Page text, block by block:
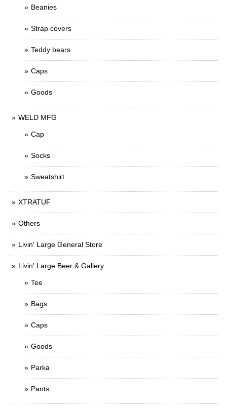
Beanies
Strap covers
Teddy bears
Caps
Goods
WELD MFG
Cap
Socks
Sweatshirt
XTRATUF
Others
Livin' Large General Store
Livin' Large Beer & Gallery
Tee
Bags
Caps
Goods
Parka
Pants